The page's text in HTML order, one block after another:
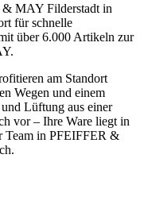
MAY Filderstadt in
für schnelle
über 6.000 Artikeln zur
am Standort
Wegen und einem
Lüftung aus einer
vor – Ihre Ware liegt in
Team in PFEIFFER &